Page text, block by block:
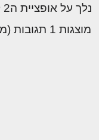
נלך על אופציית ה2 קומות לעומת קומה 1?
מוצגות 1 תגובות (מתוך 1 סה״כ)